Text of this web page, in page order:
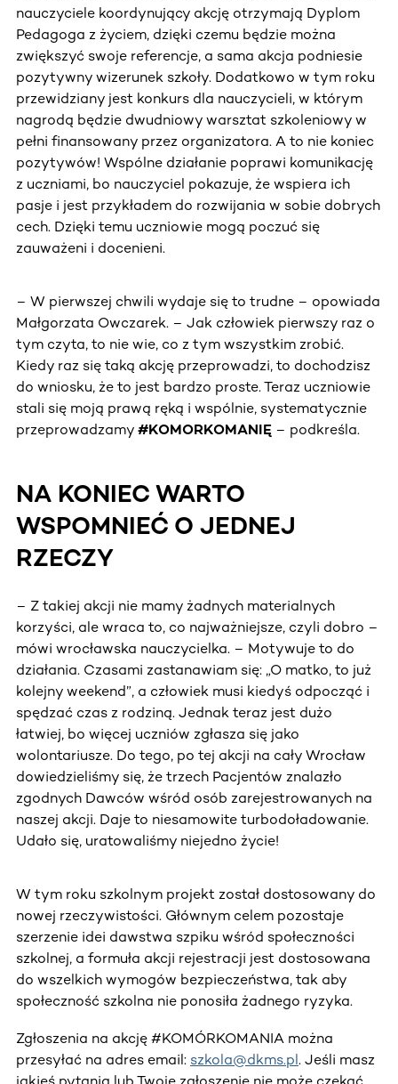
nauczyciele koordynujący akcję otrzymają Dyplom
Pedagoga z życiem, dzięki czemu będzie można
zwiększyć swoje referencje, a sama akcja podniesie
pozytywny wizerunek szkoły. Dodatkowo w tym roku
przewidziany jest konkurs dla nauczycieli, w którym
nagrodą będzie dwudniowy warsztat szkoleniowy w
pełni finansowany przez organizatora. A to nie koniec
pozytywów! Wspólne działanie poprawi komunikację
z uczniami, bo nauczyciel pokazuje, że wspiera ich
pasje i jest przykładem do rozwijania w sobie dobrych
cech. Dzięki temu uczniowie mogą poczuć się
zauważeni i docenieni.
– W pierwszej chwili wydaje się to trudne – opowiada
Małgorzata Owczarek. – Jak człowiek pierwszy raz o
tym czyta, to nie wie, co z tym wszystkim zrobić.
Kiedy raz się taką akcję przeprowadzi, to dochodzisz
do wniosku, że to jest bardzo proste. Teraz uczniowie
stali się moją prawą ręką i wspólnie, systematycznie
przeprowadzamy #KOMORKOMANIĘ – podkreśla.
NA KONIEC WARTO
WSPOMNIEĆ O JEDNEJ
RZECZY
– Z takiej akcji nie mamy żadnych materialnych
korzyści, ale wraca to, co najważniejsze, czyli dobro –
mówi wrocławska nauczycielka. – Motywuje to do
działania. Czasami zastanawiam się: „O matko, to już
kolejny weekend”, a człowiek musi kiedyś odpocząć i
spędzać czas z rodziną. Jednak teraz jest dużo
łatwiej, bo więcej uczniów zgłasza się jako
wolontariusze. Do tego, po tej akcji na cały Wrocław
dowiedzieliśmy się, że trzech Pacjentów znalazło
zgodnych Dawców wśród osób zarejestrowanych na
naszej akcji. Daje to niesamowite turbodoładowanie.
Udało się, uratowaliśmy niejedno życie!
W tym roku szkolnym projekt został dostosowany do
nowej rzeczywistości. Głównym celem pozostaje
szerzenie idei dawstwa szpiku wśród społeczności
szkolnej, a formuła akcji rejestracji jest dostosowana
do wszelkich wymogów bezpieczeństwa, tak aby
społeczność szkolna nie ponosiła żadnego ryzyka.
Zgłoszenia na akcję #KOMÓRKOMANIA można
przesyłać na adres email: szkola@dkms.pl. Jeśli masz